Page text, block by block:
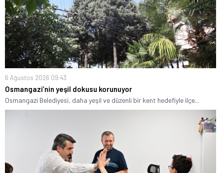
6 Ağustos 2026 09:43
Osmangazi’nin yeşil dokusu korunuyor
Osmangazi Belediyesi, daha yeşil ve düzenli bir kent hedefiyle ilçe...